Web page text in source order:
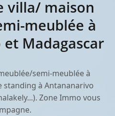
villa/ maison
meublée à
Madagascar
semi-meublée à
standing à Antananarivo
Zone Immo vous